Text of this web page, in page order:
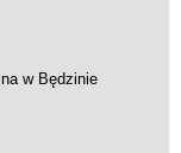
w Będzinie